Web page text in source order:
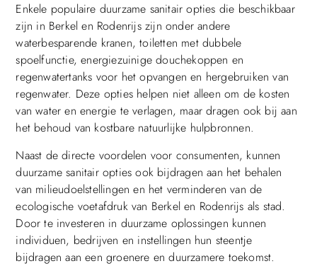
Enkele populaire duurzame sanitair opties die beschikbaar
zijn in Berkel en Rodenrijs zijn onder andere
waterbesparende kranen, toiletten met dubbele
spoelfunctie, energiezuinige douchekoppen en
regenwatertanks voor het opvangen en hergebruiken van
regenwater. Deze opties helpen niet alleen om de kosten
van water en energie te verlagen, maar dragen ook bij aan
het behoud van kostbare natuurlijke hulpbronnen.
Naast de directe voordelen voor consumenten, kunnen
duurzame sanitair opties ook bijdragen aan het behalen
van milieudoelstellingen en het verminderen van de
ecologische voetafdruk van Berkel en Rodenrijs als stad.
Door te investeren in duurzame oplossingen kunnen
individuen, bedrijven en instellingen hun steentje
bijdragen aan een groenere en duurzamere toekomst.